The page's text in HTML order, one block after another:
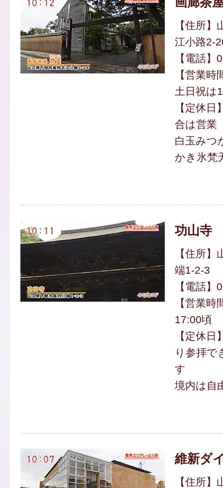
【住所
江小路2-
【電話
【営業
土日祝は
【定休
合は営業
白玉みつ
かき氷梵
功山寺
【住所
端1-2-3
【電話
【営業
17:00頃
【定休
り参拝で
す
境内は自
維新ダ
【住所